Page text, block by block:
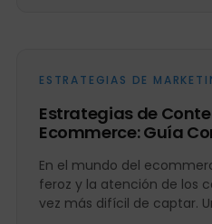
ESTRATEGIAS DE
Estrategias de
Ecommerce: Guía
En el mundo del
feroz y la atención de los
vez más difícil de captar.